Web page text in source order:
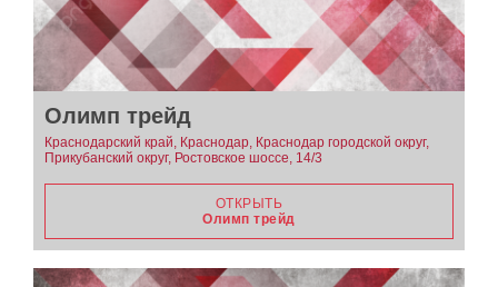
Олимп трейд
Краснодарский край, Краснодар, Краснодар городской округ,
Прикубанский округ, Ростовское шоссе, 14/3
ОТКРЫТЬ
Олимп трейд